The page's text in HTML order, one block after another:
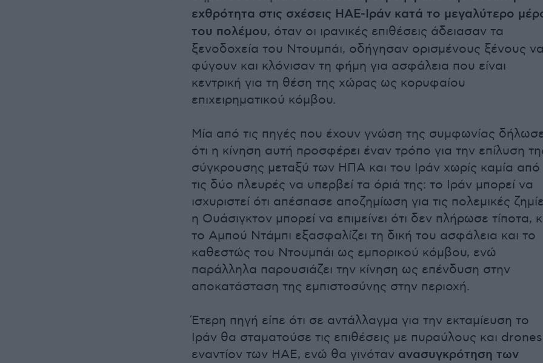
εχθρότητα στις σχέσεις ΗΑΕ-Ιράν κατά το μεγαλύτερο
του πολέμου, όταν οι ιρανικές επιθέσεις άδειασαν τα
ξενοδοχεία του Ντουμπάι, οδήγησαν ορισμένους ξένους
φύγουν και κλόνισαν τη φήμη για ασφάλεια που είναι
κεντρική για τη θέση της χώρας ως κορυφαίου
επιχειρηματικού κόμβου.
Μία από τις πηγές που έχουν γνώση της συμφωνίας
ότι η κίνηση αυτή προσφέρει έναν τρόπο για την επίλυση
σύγκρουσης μεταξύ των ΗΠΑ και του Ιράν χωρίς καμία από
τις δύο πλευρές να υπερβεί τα όριά της: το Ιράν μπορεί να
ισχυριστεί ότι απέσπασε αποζημίωση για τις πολεμικές
η Ουάσιγκτον μπορεί να επιμείνει ότι δεν πλήρωσε τίποτα,
το Αμπού Ντάμπι εξασφαλίζει τη δική του ασφάλεια και το
καθεστώς του Ντουμπάι ως εμπορικού κόμβου, ενώ
παράλληλα παρουσιάζει την κίνηση ως επένδυση στην
αποκατάσταση της εμπιστοσύνης στην περιοχή.
Έτερη πηγή είπε ότι σε αντάλλαγμα για την εκταμίευση το
Ιράν θα σταματούσε τις επιθέσεις με πυραύλους και drones
εναντίον των ΗΑΕ, ενώ θα γινόταν ανασυγκρότηση των